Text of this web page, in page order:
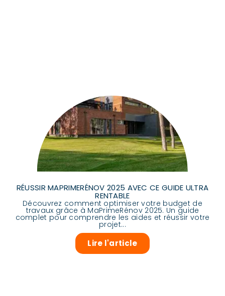
RÉUSSIR MAPRIMERÉNOV 2025 AVEC CE GUIDE ULTRA
RENTABLE
Découvrez comment optimiser votre budget de
travaux grâce à MaPrimeRénov 2025. Un guide
complet pour comprendre les aides et réussir votre
projet...
Lire l'article